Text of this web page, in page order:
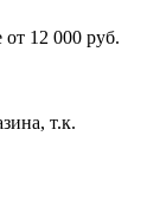
от 12 000 руб.
т.к.